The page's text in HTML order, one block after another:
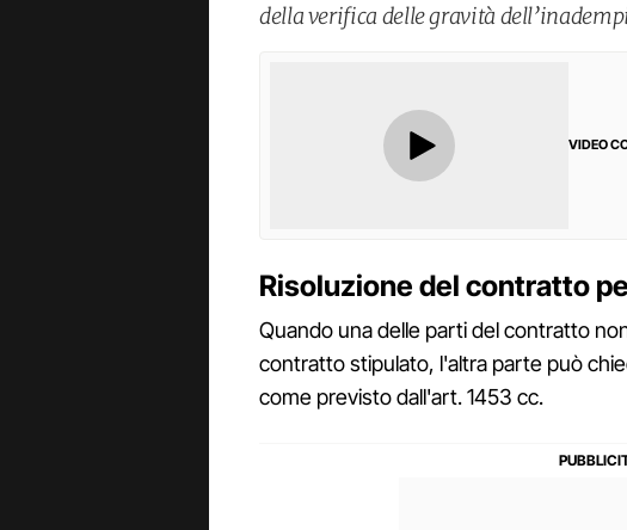
della verifica delle gravità
VIDEO
Risoluzione del contratto
Quando una delle parti del contratto
contratto stipulato, l'altra parte può
come previsto dall'art. 1453 cc.